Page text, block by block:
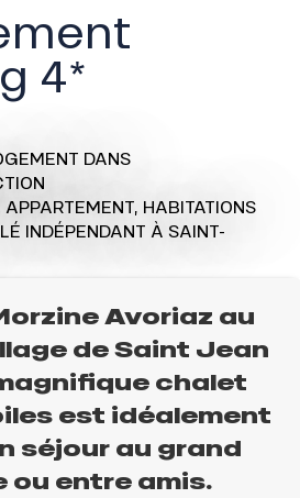
4*
DANS
APPARTEMENT, HABITATIONS
INDÉPENDANT À SAINT-
Avoriaz au
de Saint Jean
chalet
est idéalement
séjour au grand
ou entre amis.